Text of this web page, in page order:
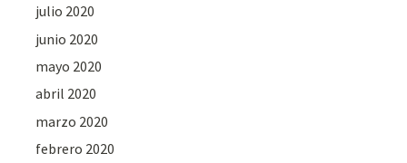
julio 2020
junio 2020
mayo 2020
abril 2020
marzo 2020
febrero 2020